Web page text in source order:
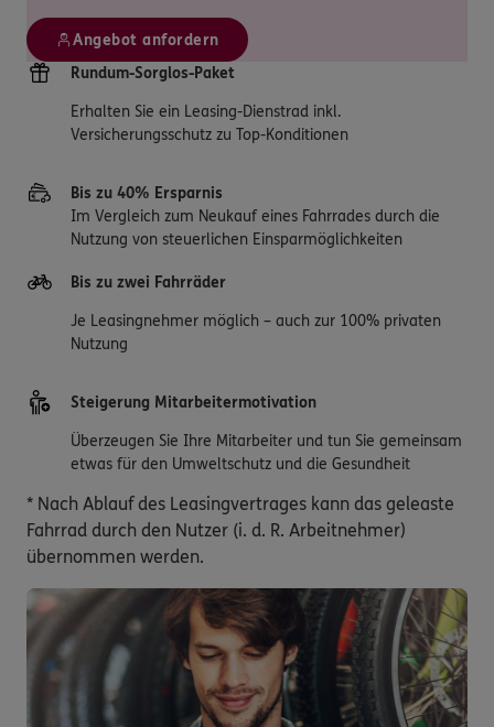
Angebot anfordern
Rundum-Sorglos-Paket
Erhalten Sie ein Leasing-Dienstrad inkl.
Versicherungsschutz zu Top-Konditionen
Bis zu 40% Ersparnis
Im Vergleich zum Neukauf eines Fahrrades durch die
Nutzung von steuerlichen Einsparmöglichkeiten
Bis zu zwei Fahrräder
Je Leasingnehmer möglich – auch zur 100% privaten
Nutzung
Steigerung Mitarbeitermotivation
Überzeugen Sie Ihre Mitarbeiter und tun Sie gemeinsam
etwas für den Umweltschutz und die Gesundheit
* Nach Ablauf des Leasingvertrages kann das geleaste
Fahrrad durch den Nutzer (i. d. R. Arbeitnehmer)
übernommen werden.